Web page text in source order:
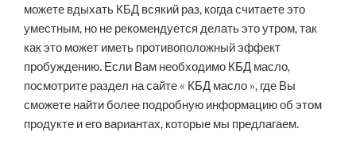
можете вдыхать КБД всякий раз, когда считаете это
уместным, но не рекомендуется делать это утром, так
как это может иметь противоположный эффект
пробуждению. Если Вам необходимо КБД масло,
посмотрите раздел на сайте « КБД масло », где Вы
сможете найти более подробную информацию об этом
продукте и его вариантах, которые мы предлагаем.